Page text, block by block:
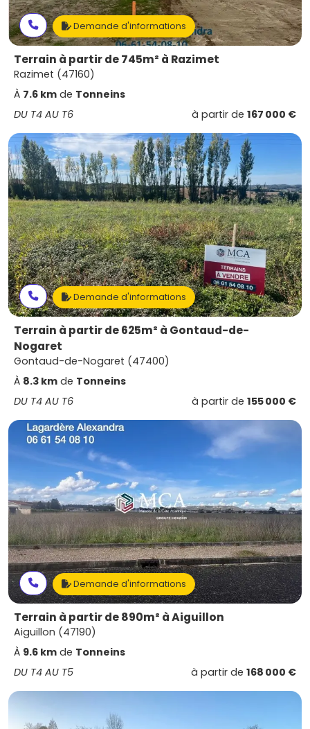
Demande d'informations
Terrain à partir de 745m² à Razimet
Razimet (47160)
À 7.6 km de Tonneins
DU T4 AU T6
à partir de 167 000 €
Demande d'informations
Terrain à partir de 625m² à Gontaud-de-
Nogaret
Gontaud-de-Nogaret (47400)
À 8.3 km de Tonneins
DU T4 AU T6
à partir de 155 000 €
Demande d'informations
Terrain à partir de 890m² à Aiguillon
Aiguillon (47190)
À 9.6 km de Tonneins
DU T4 AU T5
à partir de 168 000 €